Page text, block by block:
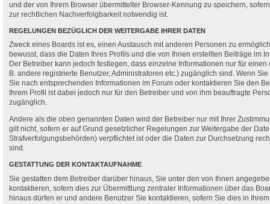
und der von Ihrem Browser übermittelter Browser-Kennung zu speichern,
zur rechtlichen Nachverfolgbarkeit notwendig ist.
REGELUNGEN BEZÜGLICH DER WEITERGABE IHRER DATEN
Zweck eines Boards ist es, einen Austausch mit anderen Personen zu
bewusst, dass die Daten Ihres Profils und die von Ihnen erstellten Beiträge im
Der Betreiber kann jedoch festlegen, dass einzelne Informationen nur für
B. andere registrierte Benutzer, Administratoren etc.) zugänglich sind. Wenn
Sie nach entsprechenden Informationen im Forum oder kontaktieren Sie den
Ihrem Profil ist dabei jedoch nur für den Betreiber und von ihm beauftragte
zugänglich.
Andere als die oben genannten Daten wird der Betreiber nur mit Ihrer
gilt nicht, sofern er auf Grund gesetzlicher Regelungen zur Weitergabe der
Strafverfolgungsbehörden) verpflichtet ist oder die Daten zur Durchsetzung
sind.
GESTATTUNG DER KONTAKTAUFNAHME
Sie gestatten dem Betreiber darüber hinaus, Sie unter den von Ihnen
kontaktieren, sofern dies zur Übermittlung zentraler Informationen über das
hinaus dürfen er und andere Benutzer Sie kontaktieren, sofern Sie dies in